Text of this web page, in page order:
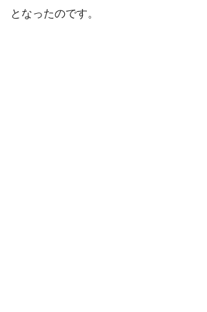
となったのです。